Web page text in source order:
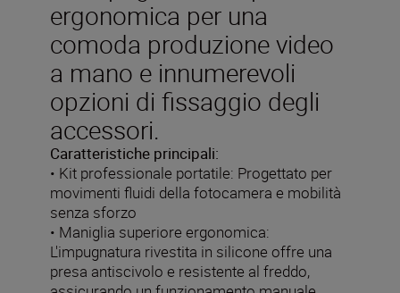
ergonomica per una
comoda produzione video
a mano e innumerevoli
opzioni di fissaggio degli
accessori.
Caratteristiche principali:
• Kit professionale portatile: Progettato per
movimenti fluidi della fotocamera e mobilità
senza sforzo
• Maniglia superiore ergonomica:
L'impugnatura rivestita in silicone offre una
presa antiscivolo e resistente al freddo,